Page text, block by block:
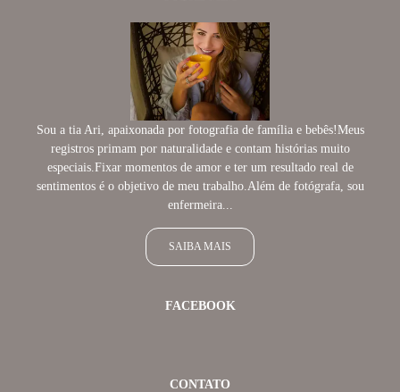
Sou a tia Ari, apaixonada por fotografia de família e bebês!Meus
registros primam por naturalidade e contam histórias muito
especiais.Fixar momentos de amor e ter um resultado real de
sentimentos é o objetivo de meu trabalho.Além de fotógrafa, sou
enfermeira...
SAIBA MAIS
FACEBOOK
CONTATO